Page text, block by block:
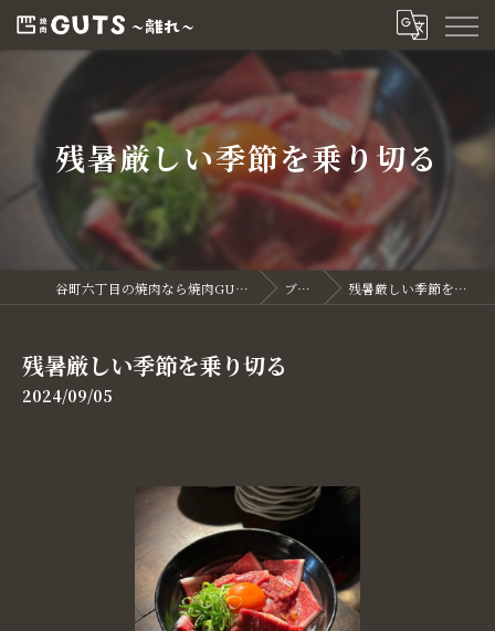
残暑厳しい季節を乗り切る
谷町六丁目の焼肉なら焼肉GUTS～離れ～ ブログ 残暑厳しい季節を乗り切る
残暑厳しい季節を乗り切る
2024/09/05